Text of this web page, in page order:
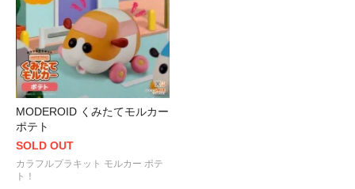
MODEROID くみたてモルカー
ポテト
SOLD OUT
カラフルプラキット モルカー ポテ
ト！